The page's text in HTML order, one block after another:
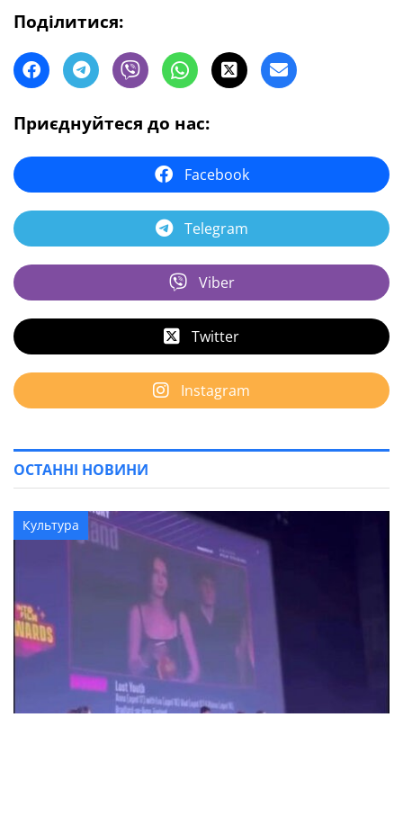
Поділитися:
Приєднуйтеся до нас:
Facebook
Telegram
Viber
Twitter
Instagram
ОСТАННІ НОВИНИ
Культура